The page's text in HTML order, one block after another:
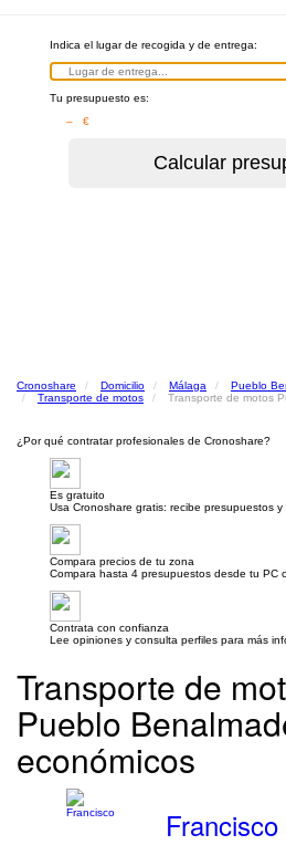
Indica el lugar de recogida y de entrega:
Tu presupuesto es:
– €
Cronoshare Domicilio Málaga
Pueblo
Transporte de motos
Transporte de motos
¿Por qué contratar profesionales de Cronoshare?
Es gratuito
Usa Cronoshare gratis: recibe presupuestos
Compara precios de tu zona
Compara hasta 4 presupuestos desde tu PC
Contrata con confianza
Lee opiniones y consulta perfiles para más
Transporte de
Pueblo
económicos
Francisco